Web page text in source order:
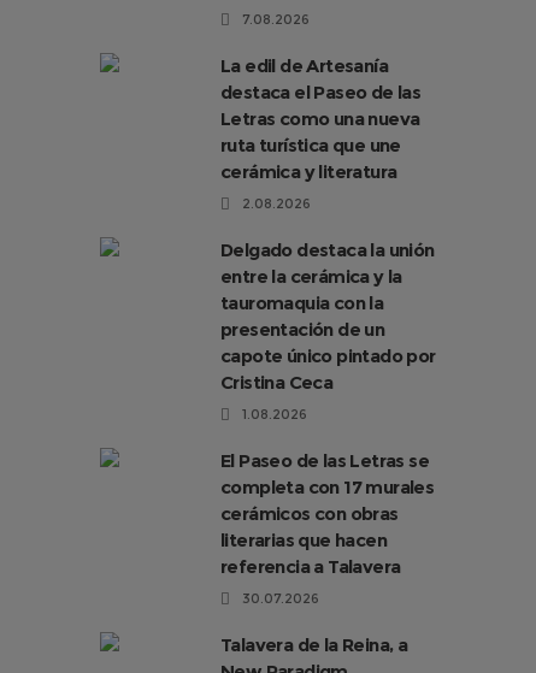
7.08.2026
La edil de Artesanía
destaca el Paseo de las
Letras como una nueva
ruta turística que une
cerámica y literatura
2.08.2026
Delgado destaca la unión
entre la cerámica y la
tauromaquia con la
presentación de un
capote único pintado por
Cristina Ceca
1.08.2026
El Paseo de las Letras se
completa con 17 murales
cerámicos con obras
literarias que hacen
referencia a Talavera
30.07.2026
Talavera de la Reina, a